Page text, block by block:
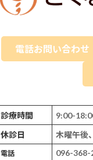
電話お問い合わせ
診療時間
9:00-
休診日
木曜午後
電話
096-368-